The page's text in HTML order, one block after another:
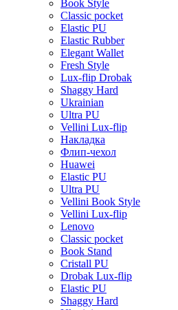
Book Style
Classic pocket
Elastic PU
Elastic Rubber
Elegant Wallet
Fresh Style
Lux-flip Drobak
Shaggy Hard
Ukrainian
Ultra PU
Vellini Lux-flip
Накладка
Флип-чехол
Huawei
Elastic PU
Ultra PU
Vellini Book Style
Vellini Lux-flip
Lenovo
Classic pocket
Book Stand
Cristall PU
Drobak Lux-flip
Elastic PU
Shaggy Hard